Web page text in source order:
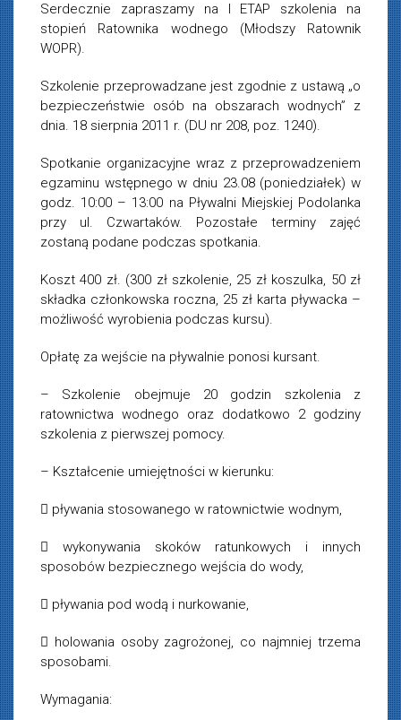
Serdecznie zapraszamy na I ETAP szkolenia na
stopień Ratownika wodnego (Młodszy Ratownik
WOPR).
Szkolenie przeprowadzane jest zgodnie z ustawą „o
bezpieczeństwie osób na obszarach wodnych” z
dnia. 18 sierpnia 2011 r. (DU nr 208, poz. 1240).
Spotkanie organizacyjne wraz z przeprowadzeniem
egzaminu wstępnego w dniu 23.08 (poniedziałek) w
godz. 10:00 – 13:00 na Pływalni Miejskiej Podolanka
przy ul. Czwartaków. Pozostałe terminy zajęć
zostaną podane podczas spotkania.
Koszt 400 zł. (300 zł szkolenie, 25 zł koszulka, 50 zł
składka członkowska roczna, 25 zł karta pływacka –
możliwość wyrobienia podczas kursu).
Opłatę za wejście na pływalnie ponosi kursant.
– Szkolenie obejmuje 20 godzin szkolenia z
ratownictwa wodnego oraz dodatkowo 2 godziny
szkolenia z pierwszej pomocy.
– Kształcenie umiejętności w kierunku:
 pływania stosowanego w ratownictwie wodnym,
 wykonywania skoków ratunkowych i innych
sposobów bezpiecznego wejścia do wody,
 pływania pod wodą i nurkowanie,
 holowania osoby zagrożonej, co najmniej trzema
sposobami.
Wymagania: